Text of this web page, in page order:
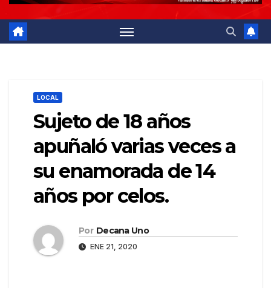
LOCAL
Sujeto de 18 años
apuñaló varias veces a
su enamorada de 14
años por celos.
Por Decana Uno
ENE 21, 2020